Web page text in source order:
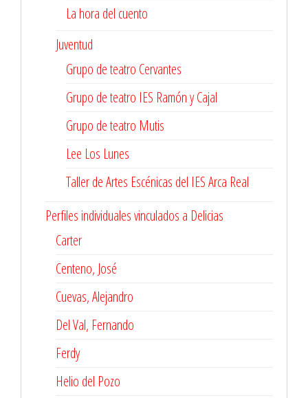
La hora del cuento
Juventud
Grupo de teatro Cervantes
Grupo de teatro IES Ramón y Cajal
Grupo de teatro Mutis
Lee Los Lunes
Taller de Artes Escénicas del IES Arca Real
Perfiles individuales vinculados a Delicias
Carter
Centeno, José
Cuevas, Alejandro
Del Val, Fernando
Ferdy
Helio del Pozo